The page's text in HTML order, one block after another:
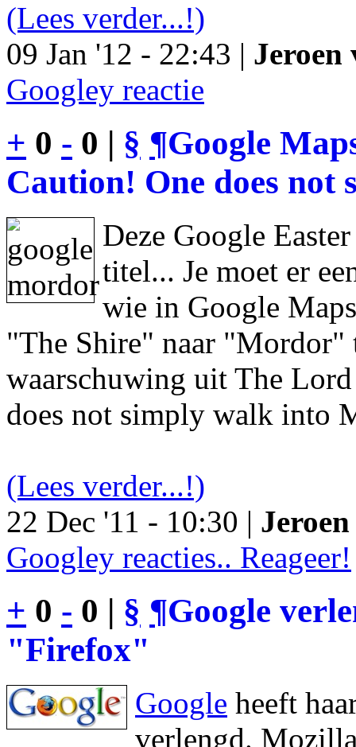
(Lees verder...!)
09 Jan '12 - 22:43 | Jeroen
Googley reactie
+ 0 - 0 | § ¶Google
Caution! One does
Deze Google
titel... Je moet er
wie in Google
"The Shire" naar "Mordor"
waarschuwing uit The
does not simply walk into
(Lees verder...!)
22 Dec '11 - 10:30 |
Googley reacties.. Reageer!
+ 0 - 0 | § ¶Google
"Firefox"
Google heeft
verlengd.